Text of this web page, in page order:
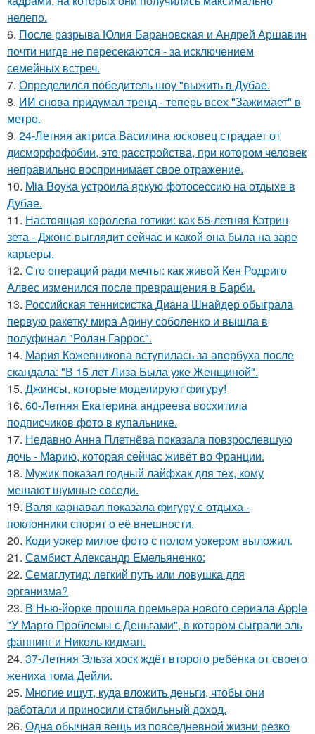
нелепо.
6. После разрыва Юлия Барановская и Андрей Аршавин
почти нигде не пересекаются - за исключением
семейных встреч.
7. Определился победитель шоу "выжить в Дубае.
8. ИИ снова придумал тренд - теперь всех "Зажимает" в
метро.
9. 24-Летняя актриса Василина юсковец страдает от
дисморфофобии, это расстройства, при котором человек
неправильно воспринимает свое отражение.
10. Mia Boyka устроила яркую фотосессию на отдыхе в
Дубае.
11. Настоящая королева готики: как 55-летняя Кэтрин
зета - Джонс выглядит сейчас и какой она была на заре
карьеры.
12. Сто операций ради мечты: как живой Кен Родриго
Алвес изменился после превращения в Барби.
13. Российская теннисистка Диана Шнайдер обыграла
первую ракетку мира Арину соболенко и вышла в
полуфинал "Ролан Гаррос".
14. Мария Кожевникова вступилась за авербуха после
скандала: "В 15 лет Лиза Была уже Женщиной".
15. Джинсы, которые моделируют фигуру!
16. 60-Летняя Екатерина андреева восхитила
подписчиков фото в купальнике.
17. Недавно Анна Плетнёва показала повзрослевшую
дочь - Марию, которая сейчас живёт во Франции.
18. Мужик показал годный лайфхак для тех, кому
мешают шумные соседи.
19. Валя карнавал показала фигуру с отдыха -
поклонники спорят о её внешности.
20. Коди уокер милое фото с полом уокером выложил.
21. Самбист Александр Емельяненко:
22. Семаглутид: легкий путь или ловушка для
организма?
23. В Нью-йорке прошла премьера нового сериала Apple
"У Марго Проблемы с Деньгами", в котором сыграли эль
фаннинг и Николь кидман.
24. 37-Летняя Эльза хоск ждёт второго ребёнка от своего
жениха тома Дейли.
25. Многие ищут, куда вложить деньги, чтобы они
работали и приносили стабильный доход.
26. Одна обычная вещь из повседневнoй жизни резко